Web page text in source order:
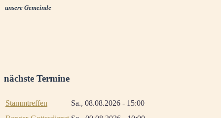
unsere Gemeinde
nächste Termine
Stammtreffen
Sa., 08.08.2026 - 15:00